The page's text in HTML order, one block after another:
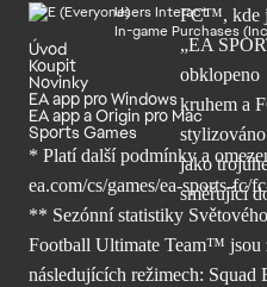
Users Interact
In-game Purchases
Úvod
Koupit
Novinky
EA app pro Windows
EA app a Origin pro Mac
Sports Games
* Platí další podmínky a
ea.com/cs/games/ea-sports-fc/
** Sezónní statistiky
Football Ultimate Team™ jsou
následujících režimech: Squad